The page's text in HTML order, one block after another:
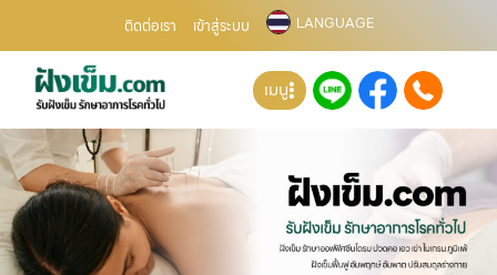
ติดต่อเรา เข้าสู่ระบบ LANGUAGE
เมนู